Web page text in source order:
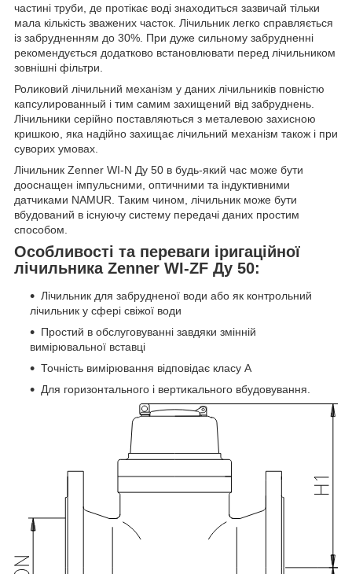
частині труби, де протікає воді знаходиться зазвичай тільки
мала кількість зважених часток. Лічильник легко справляється
із забрудненням до 30%. При дуже сильному забрудненні
рекомендується додатково встановлювати перед лічильником
зовнішні фільтри.
Роликовий лічильний механізм у даних лічильників повністю
капсулированный і тим самим захищений від забруднень.
Лічильники серійно поставляються з металевою захисною
кришкою, яка надійно захищає лічильний механізм також і при
суворих умовах.
Лічильник Zenner WI-N Ду 50 в будь-який час може бути
дооснащен імпульсними, оптичними та індуктивними
датчиками NAMUR. Таким чином, лічильник може бути
вбудований в існуючу систему передачі даних простим
способом.
Особливості та переваги іригаційної
лічильника Zenner WI-ZF Ду 50:
Лічильник для забрудненої води або як контрольний
лічильник у сфері свіжої води
Простий в обслуговуванні завдяки змінній
вимірювальної вставці
Точність вимірювання відповідає класу А
Для горизонтального і вертикального вбудовування.